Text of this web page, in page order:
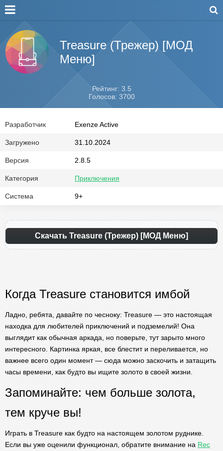
Treasure (Трежер) [МОД
Меню]
Рейтинг: 3.5
Голосов: 3700
Разработчик Exenze Active
Загружено 31.10.2024
Версия 2.8.5
Категория Приключения
Система 9+
Скачать Treasure (Трежер) [МОД Меню]
Когда Treasure становится имбой
Ладно, ребята, давайте по чесноку: Treasure — это настоящая
находка для любителей приключений и подземелий! Она
выглядит как обычная аркада, но поверьте, тут зарыто много
интересного. Картинка яркая, все блестит и переливается, но
важнее всего один момент — сюда можно заскочить и затащить
часы времени, как будто вы ищите золото в своей жизни.
Запоминайте: чем больше золота,
тем круче вы!
Играть в Treasure как будто на настоящем золотом руднике.
Если вы уже оценили функционал, обратите внимание на Rec